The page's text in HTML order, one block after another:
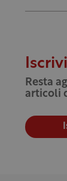
Resta
articoli